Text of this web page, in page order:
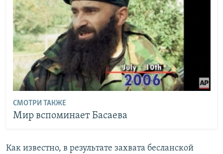
СМОТРИ ТАКЖЕ
Мир вспоминает Басаева
Как известно, в результате захвата бесланской